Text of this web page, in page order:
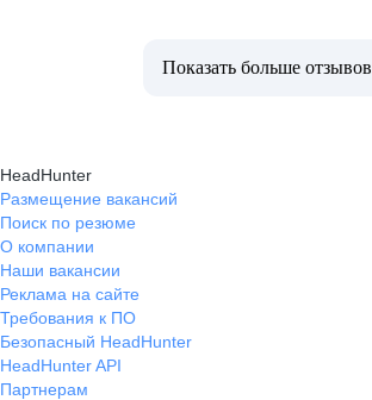
Показать больше отзывов
HeadHunter
Размещение вакансий
Поиск по резюме
О компании
Наши вакансии
Реклама на сайте
Требования к ПО
Безопасный HeadHunter
HeadHunter API
Партнерам